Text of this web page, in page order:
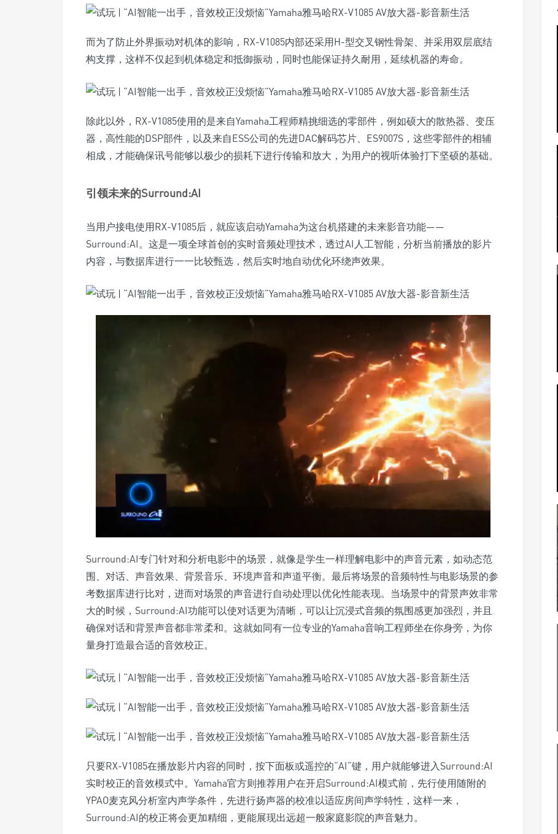
而为了防止外界振动对机体的影响，RX-V1085内部还采用H-型交叉钢性骨架、并采用双层底结
构支撑，这样不仅起到机体稳定和抵御振动，同时也能保证持久耐用，延续机器的寿命。
除此以外，RX-V1085使用的是来自Yamaha工程师精挑细选的零部件，例如硕大的散热器、变压
器，高性能的DSP部件，以及来自ESS公司的先进DAC解码芯片、ES9007S，这些零部件的相辅
相成，才能确保讯号能够以极少的损耗下进行传输和放大，为用户的视听体验打下坚硕的基础。
引领未来的Surround:AI
当用户接电使用RX-V1085后，就应该启动Yamaha为这台机搭建的未来影音功能——
Surround:AI。这是一项全球首创的实时音频处理技术，透过AI人工智能，分析当前播放的影片
内容，与数据库进行一一比较甄选，然后实时地自动优化环绕声效果。
Surround:AI专门针对和分析电影中的场景，就像是学生一样理解电影中的声音元素，如动态范
围、对话、声音效果、背景音乐、环境声音和声道平衡。最后将场景的音频特性与电影场景的参
考数据库进行比对，进而对场景的声音进行自动处理以优化性能表现。当场景中的背景声效非常
大的时候，Surround:AI功能可以使对话更为清晰，可以让沉浸式音频的氛围感更加强烈，并且
确保对话和背景声音都非常柔和。这就如同有一位专业的Yamaha音响工程师坐在你身旁，为你
量身打造最合适的音效校正。
只要RX-V1085在播放影片内容的同时，按下面板或遥控的“AI”键，用户就能够进入Surround:AI
实时校正的音效模式中。Yamaha官方则推荐用户在开启Surround:AI模式前，先行使用随附的
YPAO麦克风分析室内声学条件，先进行扬声器的校准以适应房间声学特性，这样一来，
Surround:AI的校正将会更加精细，更能展现出远超一般家庭影院的声音魅力。